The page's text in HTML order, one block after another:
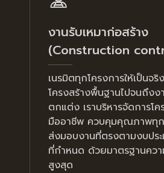
งานรับเหมาก่อสร้าง
(Construction
เนรมิตทุกโครงการให้เป็นจ
โครงสร้างพื้นฐานไปจนถึงง
ตกแต่ง เราบริหารจัดการโ
มืออาชีพ ควบคุมคุณภาพทุ
ส่งมอบงานที่ตรงตามงบปร
ที่กำหนด ด้วยมาตรฐานคว
สูงสุด